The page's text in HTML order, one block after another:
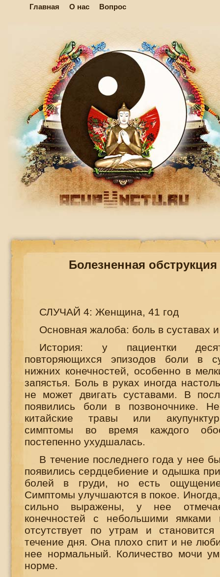
Главная О нас Вопрос
Болезненная
СЛУЧАЙ 4: Женщина, 41 год
Основная жалоба: боль в суставах
История: у пациентки
повторяющихся эпизодов боли в
нижних конечностей, особенно в
запястья. Боль в руках иногда
не может двигать суставами. В
появились боли в позвоночнике.
китайские травы или
симптомы во время каждого
постепенно ухудшалась.
В течение последнего года у нее
появились сердцебиение и одышка
болей в груди, но есть
Симптомы улучшаются в покое.
сильно выражены, у нее
конечностей с небольшими
отсутствует по утрам и
течение дня. Она плохо спит и не
нее нормальный. Количество мочи
норме.